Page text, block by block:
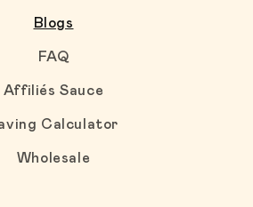
Blogs
FAQ
Affiliés Sauce
Calculator
Wholesale